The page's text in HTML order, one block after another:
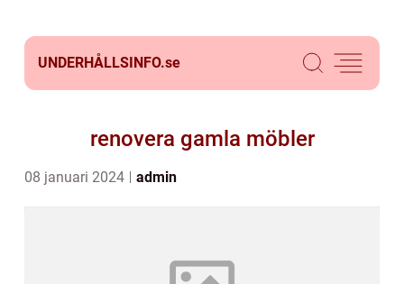
UNDERHÅLLSINFO.se
renovera gamla möbler
08 januari 2024 admin